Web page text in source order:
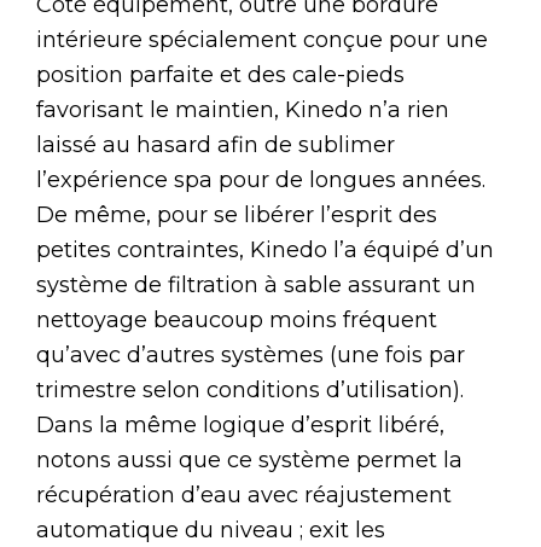
intérieure spécialement conçue pour une
position parfaite et des cale-pieds
favorisant le maintien, Kinedo n’a rien
laissé au hasard afin de sublimer
l’expérience spa pour de longues années.
De même, pour se libérer l’esprit des
petites contraintes, Kinedo l’a équipé d’un
système de filtration à sable assurant un
nettoyage beaucoup moins fréquent
qu’avec d’autres systèmes (une fois par
trimestre selon conditions d’utilisation).
Dans la même logique d’esprit libéré,
notons aussi que ce système permet la
récupération d’eau avec réajustement
automatique du niveau ; exit les